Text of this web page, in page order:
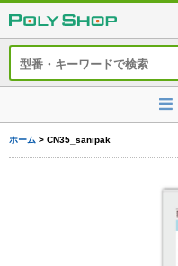
ホーム > CN35_sanipak